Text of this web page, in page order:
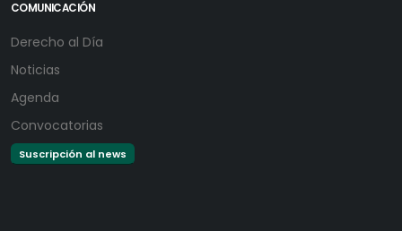
COMUNICACIÓN
Derecho al Día
Noticias
Agenda
Convocatorias
Suscripción al news